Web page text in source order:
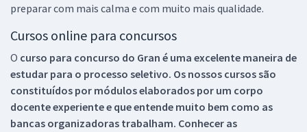
preparar com mais calma e com muito mais qualidade.
Cursos online para concursos
O curso para concurso do Gran é uma excelente maneira de
estudar para o processo seletivo. Os nossos cursos são
constituídos por módulos elaborados por um corpo
docente experiente e que entende muito bem como as
bancas organizadoras trabalham. Conhecer as